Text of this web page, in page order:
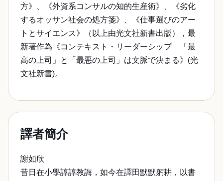
方》、《外資系コンサルの知的生産術》、《劣化
するオッサン社会の処方箋》、《仕事選びのアー
トとサイエンス》（以上由光文社新書出版），最
新著作為《コンテキスト・リーダーシップ 「最
高の上司」と「最悪の上司」は文脈で決まる》(光
文社新書)。
譯者簡介
謝如欣
昔日在小學諄諄教誨，如今在譯田默默躬耕，以書